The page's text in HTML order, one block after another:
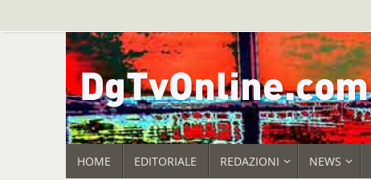
HOME EDITORIALE REDAZIONI NEWS